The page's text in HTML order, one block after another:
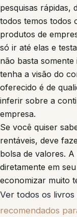
pesquisas rápidas,
todos temos todos
produtos de
só ir até elas e
não basta
tenha a visão do
oferecido é de
inferir sobre a
empresa.
Se você quiser
rentáveis, deve
bolsa de valores.
diretamente em
economizar muito
Ver todos os livros
recomendados